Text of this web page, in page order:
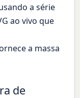
a série
ao vivo que
a massa
de